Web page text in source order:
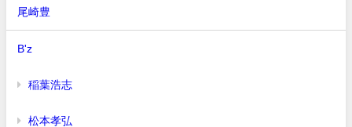
尾崎豊
B'z
稲葉浩志
松本孝弘